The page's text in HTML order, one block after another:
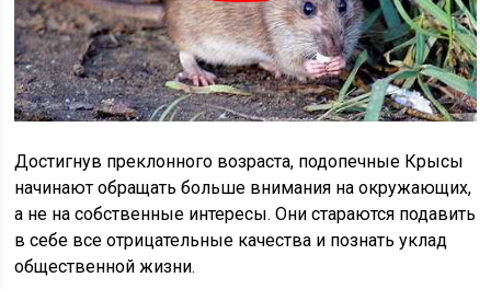
Достигнув преклонного возраста, подопечные Крысы
начинают обращать больше внимания на окружающих,
а не на собственные интересы. Они стараются подавить
в себе все отрицательные качества и познать уклад
общественной жизни.